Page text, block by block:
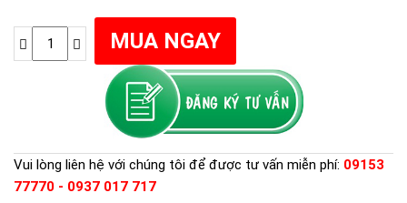
Vui lòng liên hệ với chúng tôi để được tư vấn miễn phí: 09153
77770 - 0937 017 717